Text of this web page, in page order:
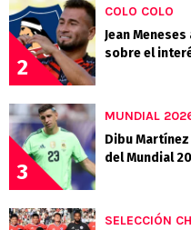
2
COLO COLO
Jean
sobre el
3
MUNDIAL
Dibu
del Mundial
SELECCIÓN